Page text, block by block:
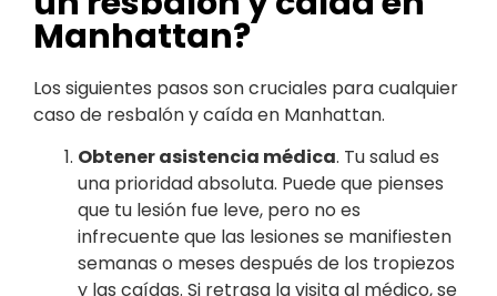
Manhattan?
Los siguientes pasos son cruciales para cualquier
caso de resbalón y caída en Manhattan.
Obtener asistencia médica. Tu salud es
una prioridad absoluta. Puede que pienses
que tu lesión fue leve, pero no es
infrecuente que las lesiones se manifiesten
semanas o meses después de los tropiezos
y las caídas. Si retrasa la visita al médico, se